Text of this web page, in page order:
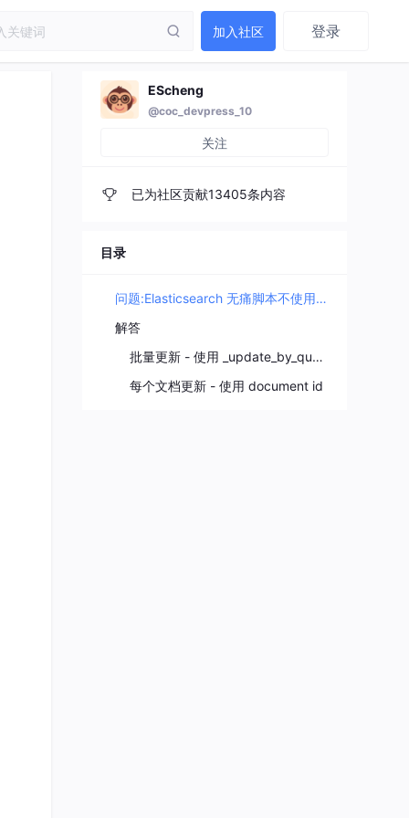
加入社区 登录
EScheng
@coc_devpress_10
关注
已为社区贡献13405条内容
目录
问题:Elasticsearch 无痛脚本不使用 if 条件替换嵌套对象字段值
解答
批量更新 - 使用 _update_by_query
每个文档更新 - 使用 document id